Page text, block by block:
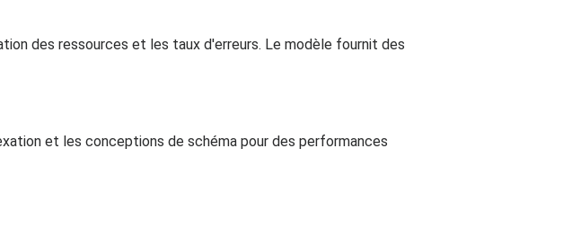
des ressources et les taux d'erreurs. Le modèle fournit des
et les conceptions de schéma pour des performances